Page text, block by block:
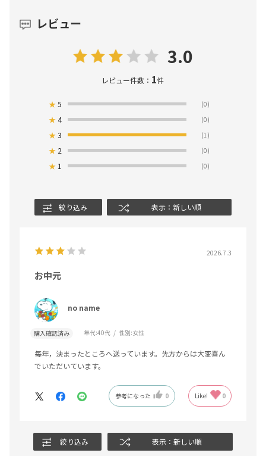
レビュー
3.0
レビュー件数： 1件
★5 (0)
★4 (0)
★3 (1)
★ 2 (0)
★ 1 (0)
絞り込み 表示：新しい順
2026.7.3
お中元
no name
購入確認済み 年代:40代 性別:女性
毎年，決まったところへ送っています。先方からは大変喜ん
でいただいています。
参考になった 0 Like! 0
絞り込み 表示：新しい順